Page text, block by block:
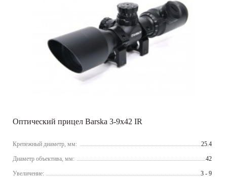
Оптический прицел Barska 3-9x42 IR
Крепежный диаметр, мм: 25.4
Диаметр объектива, мм: 42
Увеличение: 3 - 9